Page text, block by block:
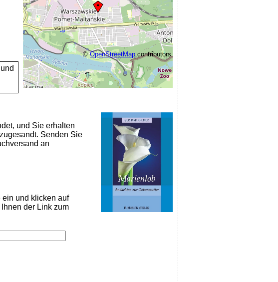
©OpenStreetMap contributors
und Sie erhalten
Senden Sie
an
ein und klicken auf
der Link zum